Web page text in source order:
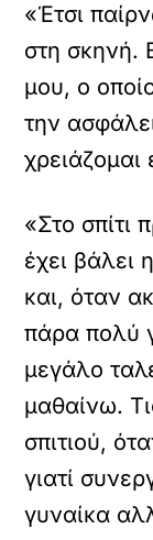
«Έτσι
στη σκηνή.
μου, ο
την
«Στο σπίτι
έχει βάλει
και, όταν
πάρα πολύ
μεγάλο
μαθαίνω.
σπιτιού,
γιατί
γυναίκα